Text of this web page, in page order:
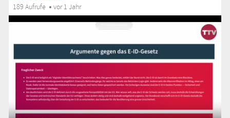
189 Aufrufe
vor 1 Jahr